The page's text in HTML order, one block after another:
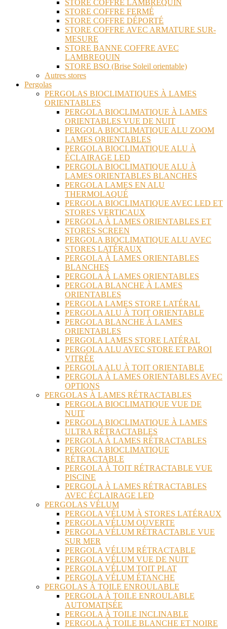
STORE COFFRE LAMBREQUIN
STORE COFFRE FERMÉ
STORE COFFRE DÉPORTÉ
STORE COFFRE AVEC ARMATURE SUR-
MESURE
STORE BANNE COFFRE AVEC
LAMBREQUIN
STORE BSO (Brise Soleil orientable)
Autres stores
Pergolas
PERGOLAS BIOCLIMATIQUES À LAMES
ORIENTABLES
PERGOLA BIOCLIMATIQUE À LAMES
ORIENTABLES VUE DE NUIT
PERGOLA BIOCLIMATIQUE ALU ZOOM
LAMES ORIENTABLES
PERGOLA BIOCLIMATIQUE ALU À
ÉCLAIRAGE LED
PERGOLA BIOCLIMATIQUE ALU À
LAMES ORIENTABLES BLANCHES
PERGOLA LAMES EN ALU
THERMOLAQUÉ
PERGOLA BIOCLIMATIQUE AVEC LED ET
STORES VERTICAUX
PERGOLA À LAMES ORIENTABLES ET
STORES SCREEN
PERGOLA BIOCLIMATIQUE ALU AVEC
STORES LATÉRAUX
PERGOLA À LAMES ORIENTABLES
BLANCHES
PERGOLA À LAMES ORIENTABLES
PERGOLA BLANCHE À LAMES
ORIENTABLES
PERGOLA LAMES STORE LATÉRAL
PERGOLA ALU À TOIT ORIENTABLE
PERGOLA BLANCHE À LAMES
ORIENTABLES
PERGOLA LAMES STORE LATÉRAL
PERGOLA ALU AVEC STORE ET PAROI
VITRÉE
PERGOLA ALU À TOIT ORIENTABLE
PERGOLA À LAMES ORIENTABLES AVEC
OPTIONS
PERGOLAS À LAMES RÉTRACTABLES
PERGOLA BIOCLIMATIQUE VUE DE
NUIT
PERGOLA BIOCLIMATIQUE À LAMES
ULTRA RÉTRACTABLES
PERGOLA À LAMES RÉTRACTABLES
PERGOLA BIOCLIMATIQUE
RÉTRACTABLE
PERGOLA À TOIT RÉTRACTABLE VUE
PISCINE
PERGOLA À LAMES RÉTRACTABLES
AVEC ÉCLAIRAGE LED
PERGOLAS VÉLUM
PERGOLA VÉLUM À STORES LATÉRAUX
PERGOLA VÉLUM OUVERTE
PERGOLA VÉLUM RÉTRACTABLE VUE
SUR MER
PERGOLA VÉLUM RÉTRACTABLE
PERGOLA VÉLUM VUE DE NUIT
PERGOLA VÉLUM TOIT PLAT
PERGOLA VÉLUM ÉTANCHE
PERGOLAS À TOILE ENROULABLE
PERGOLA À TOILE ENROULABLE
AUTOMATISÉE
PERGOLA À TOILE INCLINABLE
PERGOLA À TOILE BLANCHE ET NOIRE